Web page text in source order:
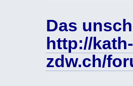
Das
http://kath-
zdw.ch/